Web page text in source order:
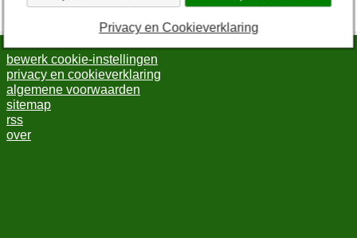
bewerk cookie-instellingen
privacy en cookieverklaring
algemene voorwaarden
sitemap
rss
over
Privacy en Cookieverklaring